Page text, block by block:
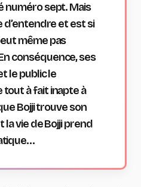
numéro sept.Mais
d’entendre et est si
même pas
conséquence, ses
le public le
à fait inapte à
Bojji trouve son
la vie de Bojji prend